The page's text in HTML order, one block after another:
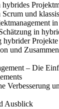
Scrum und
in
hybrider Projekte
und
– Die
Verbesserung
Ausblick